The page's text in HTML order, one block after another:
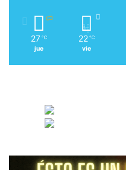
27 ℃
jue
22 ℃
vie